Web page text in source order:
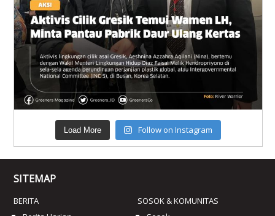
Load More Follow on Instagram
SITEMAP
BERITA
SOSOK & KOMUNITAS